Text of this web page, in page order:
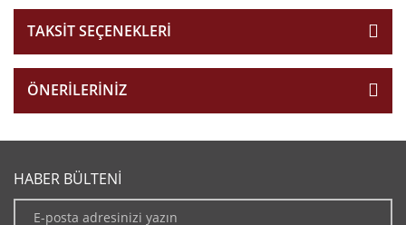
TAKSIT SEÇENEKLERI
ÖNERILERINIZ
HABER BÜLTENİ